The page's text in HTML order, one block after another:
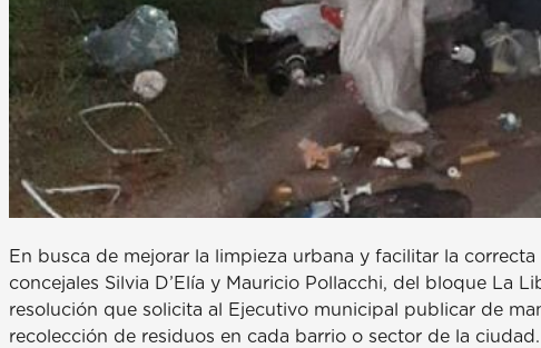
En busca de mejorar la limpieza urbana y facilitar la
concejales Silvia D’Elía y Mauricio Pollacchi, del bloque La
resolución que solicita al Ejecutivo municipal publicar de
recolección de residuos en cada barrio o sector de la ciudad.